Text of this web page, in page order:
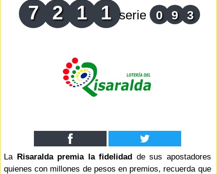
7 2 1 1 serie 0 9 3
La Risaralda premia la fidelidad de sus apostadores
quienes con millones de pesos en premios, recuerda que